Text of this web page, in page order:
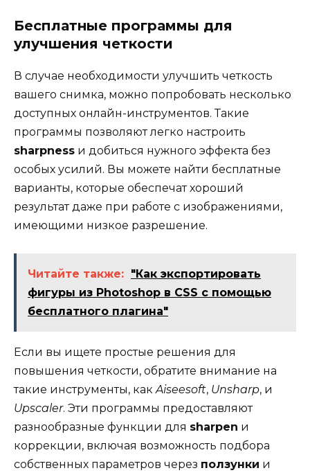
Бесплатные программы для
улучшения четкости
В случае необходимости улучшить четкость
вашего снимка, можно попробовать несколько
доступных онлайн-инструментов. Такие
программы позволяют легко настроить
sharpness и добиться нужного эффекта без
особых усилий. Вы можете найти бесплатные
варианты, которые обеспечат хороший
результат даже при работе с изображениями,
имеющими низкое разрешение.
Читайте также: "Как экспортировать
фигуры из Photoshop в CSS с помощью
бесплатного плагина"
Если вы ищете простые решения для
повышения четкости, обратите внимание на
такие инструменты, какAiseesoft, Unsharp, и
Upscaler. Эти программы предоставляют
разнообразные функции для sharpen и
коррекции, включая возможность подбора
собственных параметров через ползунки и